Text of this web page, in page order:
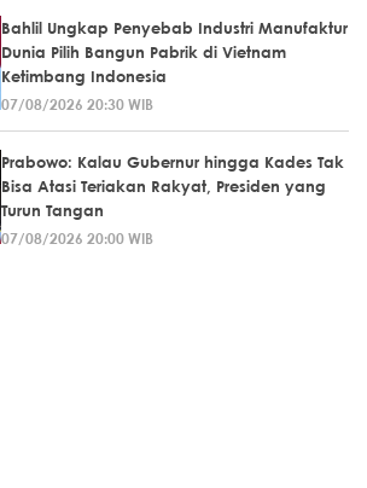
Bahlil Ungkap Penyebab Industri Manufaktur
Dunia Pilih Bangun Pabrik di Vietnam
Ketimbang Indonesia
07/08/2026 20:30 WIB
Prabowo: Kalau Gubernur hingga Kades Tak
Bisa Atasi Teriakan Rakyat, Presiden yang
Turun Tangan
07/08/2026 20:00 WIB